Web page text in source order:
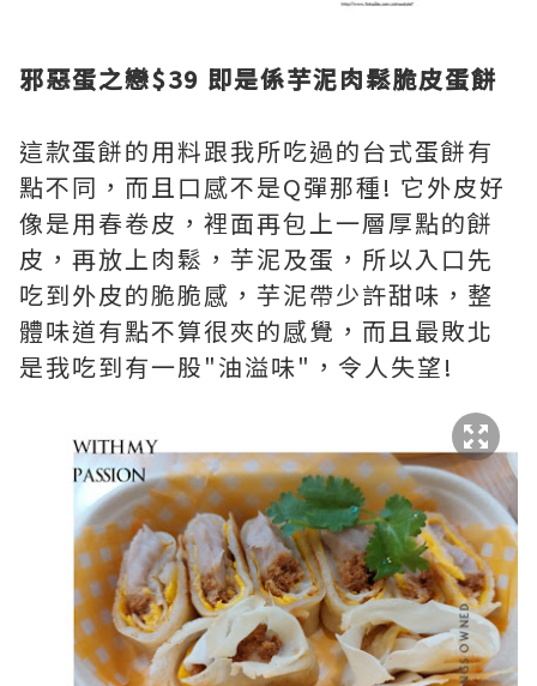
邪惡蛋之戀$39 即是係芋泥肉鬆脆皮蛋餅
這款蛋餅的用料跟我所吃過的台式蛋餅有
點不同，而且口感不是Q彈那種! 它外皮好
像是用春卷皮，裡面再包上一層厚點的餅
皮，再放上肉鬆，芋泥及蛋，所以入口先
吃到外皮的脆脆感，芋泥帶少許甜味，整
體味道有點不算很夾的感覺，而且最敗北
是我吃到有一股"油溢味"，令人失望!